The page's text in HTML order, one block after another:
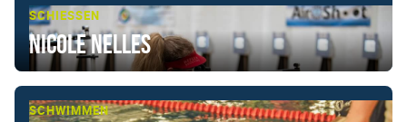
SCHIESSEN
Nicole Nelles
SCHWIMMEN